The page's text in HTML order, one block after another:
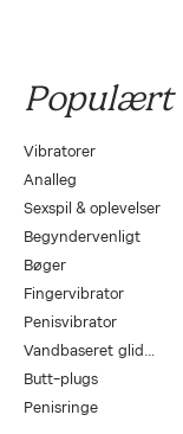
Populært
Vibratorer
Analleg
Sexspil & oplevelser
Begyndervenligt
Bøger
Fingervibrator
Penisvibrator
Vandbaseret glidecreme
Butt-plugs
Penisringe